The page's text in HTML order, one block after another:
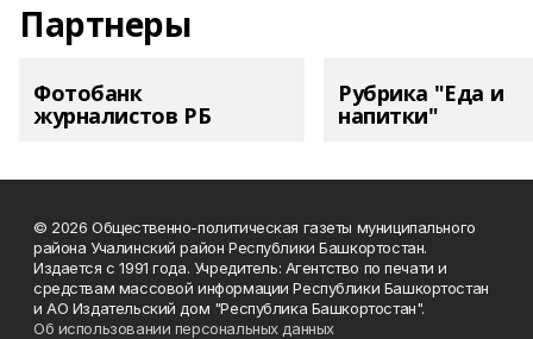
Партнеры
Фотобанк
журналистов РБ
Рубрика "Еда и
напитки"
© 2026 Общественно-политическая газеты муниципального
района Учалинский район Республики Башкортостан.
Издается с 1991 года. Учредитель: Агентство по печати и
средствам массовой информации Республики Башкортостан
и АО Издательский дом "Республика Башкортостан".
Об использовании персональных данных